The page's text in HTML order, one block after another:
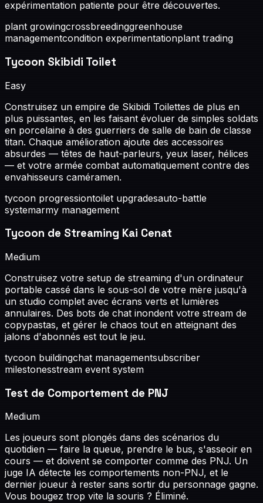
expérimentation patiente pour être découvertes.
plant growingcrossbreedinggreenhouse
managementcondition experimentationplant trading
Tycoon Skibidi Toilet
Easy
Construisez un empire de Skibidi Toilettes de plus en
plus puissantes, en les faisant évoluer de simples soldats
en porcelaine à des guerriers de salle de bain de classe
titan. Chaque amélioration ajoute des accessoires
absurdes — têtes de haut-parleurs, yeux laser, hélices
— et votre armée combat automatiquement contre des
envahisseurs caméramen.
tycoon progressiontoilet upgradesauto-battle
systemarmy management
Tycoon de Streaming Kai Cenat
Medium
Construisez votre setup de streaming d'un ordinateur
portable cassé dans le sous-sol de votre mère jusqu'à
un studio complet avec écrans verts et lumières
annulaires. Des bots de chat inondent votre stream de
copypastas, et gérer le chaos tout en atteignant des
jalons d'abonnés est tout le jeu.
tycoon buildingchat managementsubscriber
milestonesstream event system
Test de Comportement de PNJ
Medium
Les joueurs sont plongés dans des scénarios du
quotidien — faire la queue, prendre le bus, s'asseoir en
cours — et doivent se comporter comme des PNJ. Un
juge IA détecte les comportements non-PNJ, et le
dernier joueur à rester sans sortir du personnage gagne.
Vous bougez trop vite la souris ? Éliminé.